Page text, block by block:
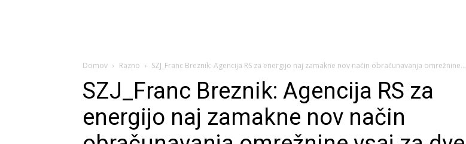
Domov Razno SZJ_Franc Breznik: Agencija RS za energijo naj zamakne nov način obračunavanja omrežnine...
SZJ_Franc Breznik: Agencija RS za
energijo naj zamakne nov način